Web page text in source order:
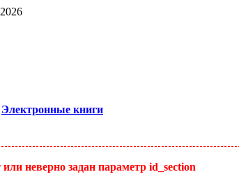
Электронные книги
или неверно задан параметр id_section